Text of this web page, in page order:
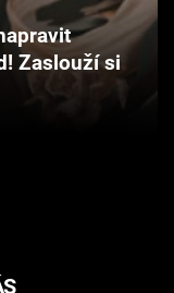
Zaslouží si